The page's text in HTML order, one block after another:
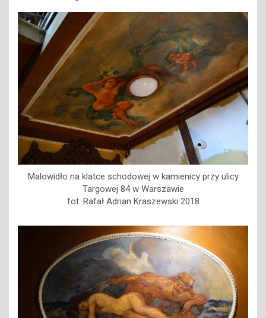
Malowidło na klatce schodowej w kamienicy przy ulicy
Targowej 84 w Warszawie
fot. Rafał Adrian Kraszewski 2018